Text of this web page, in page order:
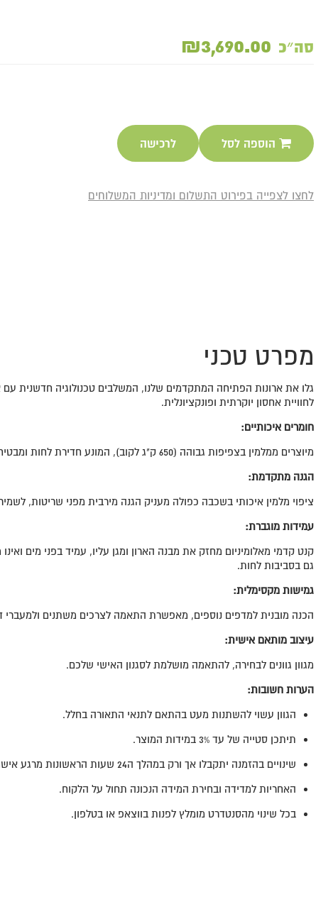
סה״כ ₪3,690.00
הוספה לסל לרכישה
לחצו לצפייה בפירוט התשלום ומדיניות המשלוחים
מפרט טכני
גלו את ארונות הפתיחה המתקדמים שלנו, המשלבים טכנולוגיה חדשנית
לחוויית אחסון יוקרתית ופונקציונלית.
חומרים איכותיים:
מיוצרים ממלמין בצפיפות גבוהה (650 ק"ג לקוב), המונע חדירת לחות ומבטיח אריכות ימים למוצר.
הגנה מתקדמת:
ציפוי מלמין איכותי בשכבה כפולה מעניק הגנה מירבית מפני שריטות,
עמידות מוגברת:
קנט קדמי מאלומיניום מחזק את מבנה הארון ומגן עליו, עמיד בפני מים
גם בסביבות לחות.
גמישות מקסימלית:
הכנה מובנית למדפים נוספים, מאפשרת התאמה לצרכים משתנים ולמעברי
עיצוב מותאם אישית:
מגוון גוונים לבחירה, להתאמה מושלמת לסגנון האישי שלכם.
הערות חשובות:
הגוון עשוי להשתנות מעט בהתאם לתנאי התאורה בחלל.
תיתכן סטייה של עד 3% במידות המוצר.
שינויים בהזמנה יתקבלו אך ורק במהלך ה24 שעות הראשונות מרגע אישור ההזמנה.
האחריות למדידה ובחירת המידה הנכונה תחול על הלקוח.
בכל שינוי מהסנטדרט מומלץ לפנות בווצאפ או בטלפון.